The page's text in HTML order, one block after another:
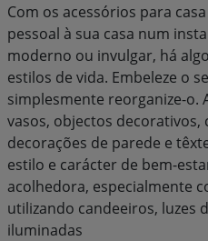
Com os acessórios para
pessoal à sua casa num
moderno ou invulgar, há
estilos de vida. Embeleze o
simplesmente reorganize-o.
vasos, objectos decorativos,
decorações de parede e
estilo e carácter de bem-
acolhedora, especialmente
utilizando candeeiros, luzes
iluminadas